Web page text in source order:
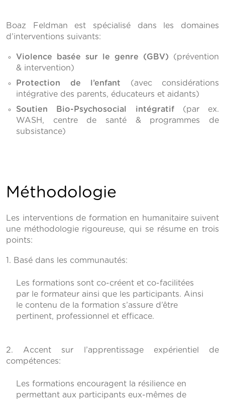
Boaz Feldman est spécialisé dans les domaines
d’interventions suivants:
Violence basée sur le genre (GBV) (prévention
& intervention)
Protection de l’enfant (avec considérations
intégrative des parents, éducateurs et aidants)
Soutien Bio-Psychosocial intégratif(par ex.
WASH, centre de santé & programmes de
subsistance)
Méthodologie
Les interventions de formation en humanitaire suivent
une méthodologie rigoureuse, qui se résume en trois
points:
1. Basé dans les communautés:
Les formations sont co-créent et co-facilitées
par le formateur ainsi que les participants. Ainsi
le contenu de la formation s’assure d’être
pertinent, professionnel et efficace.
2. Accent sur l’apprentissage expérientiel de
compétences:
Les formations encouragent la résilience en
permettant aux participants eux-mêmes de